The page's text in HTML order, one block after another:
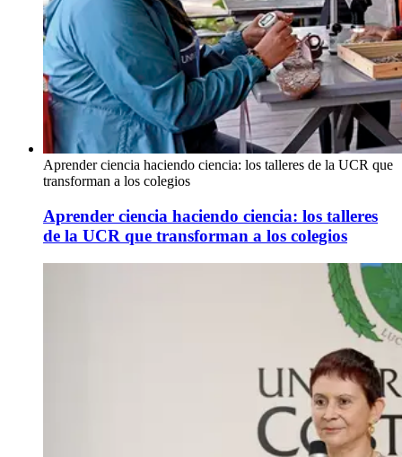
Aprender ciencia haciendo ciencia: los talleres de la UCR que
transforman a los colegios
Aprender ciencia haciendo ciencia: los talleres
de la UCR que transforman a los colegios